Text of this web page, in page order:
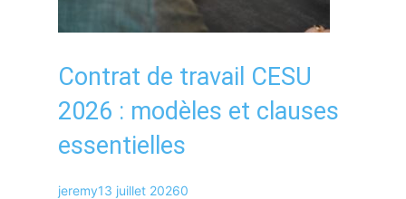
Contrat de travail CESU
2026 : modèles et clauses
essentielles
jeremy13 juillet 20260